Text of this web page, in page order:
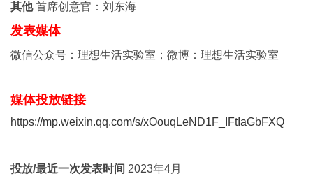
其他首席创意官：刘东海
发表媒体
微信公众号：理想生活实验室；微博：理想生活实验室
媒体投放链接
https://mp.weixin.qq.com/s/xOouqLeND1F_IFtIaGbFXQ
投放/最近一次发表时间 2023年4月